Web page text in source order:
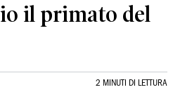
il primato del
2 MINUTI DI LETTURA